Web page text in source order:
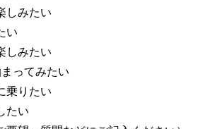
しみたい
い
しみたい
ってみたい
乗りたい
たい